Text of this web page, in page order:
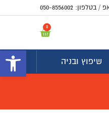
/ בטלפון: 050-8556002
0
שיפוץ ובניה